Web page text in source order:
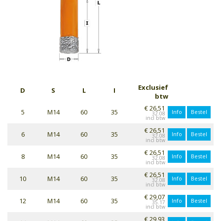
D S L I
Exclusief
btw
5
M14 60 35 € 26,51
32.08 Info Bestel
6 M14 60 35 € 26,51
32.08 Info Bestel
8 M14 60 35 € 26,51
32.08 Info Bestel
10 M14 60 35 € 26,51
32.08 Info Bestel
12 M14 60 35 € 29,07
35.17 Info Bestel
€ 29,93